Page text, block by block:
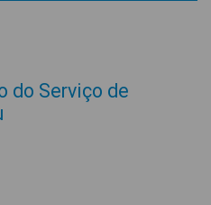
do Serviço de